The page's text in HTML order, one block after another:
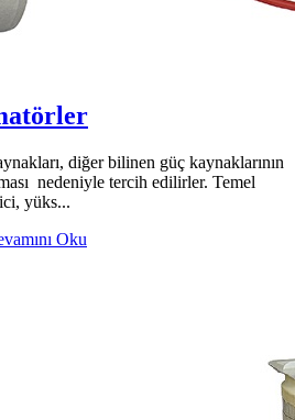
diğer bilinen güç kaynaklarının
nedeniyle tercih edilirler. Temel
yüks...
Oku